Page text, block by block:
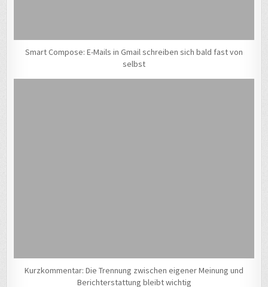
Smart Compose: E-Mails in Gmail schreiben sich bald fast von
selbst
Kurzkommentar: Die Trennung zwischen eigener Meinung und
Berichterstattung bleibt wichtig